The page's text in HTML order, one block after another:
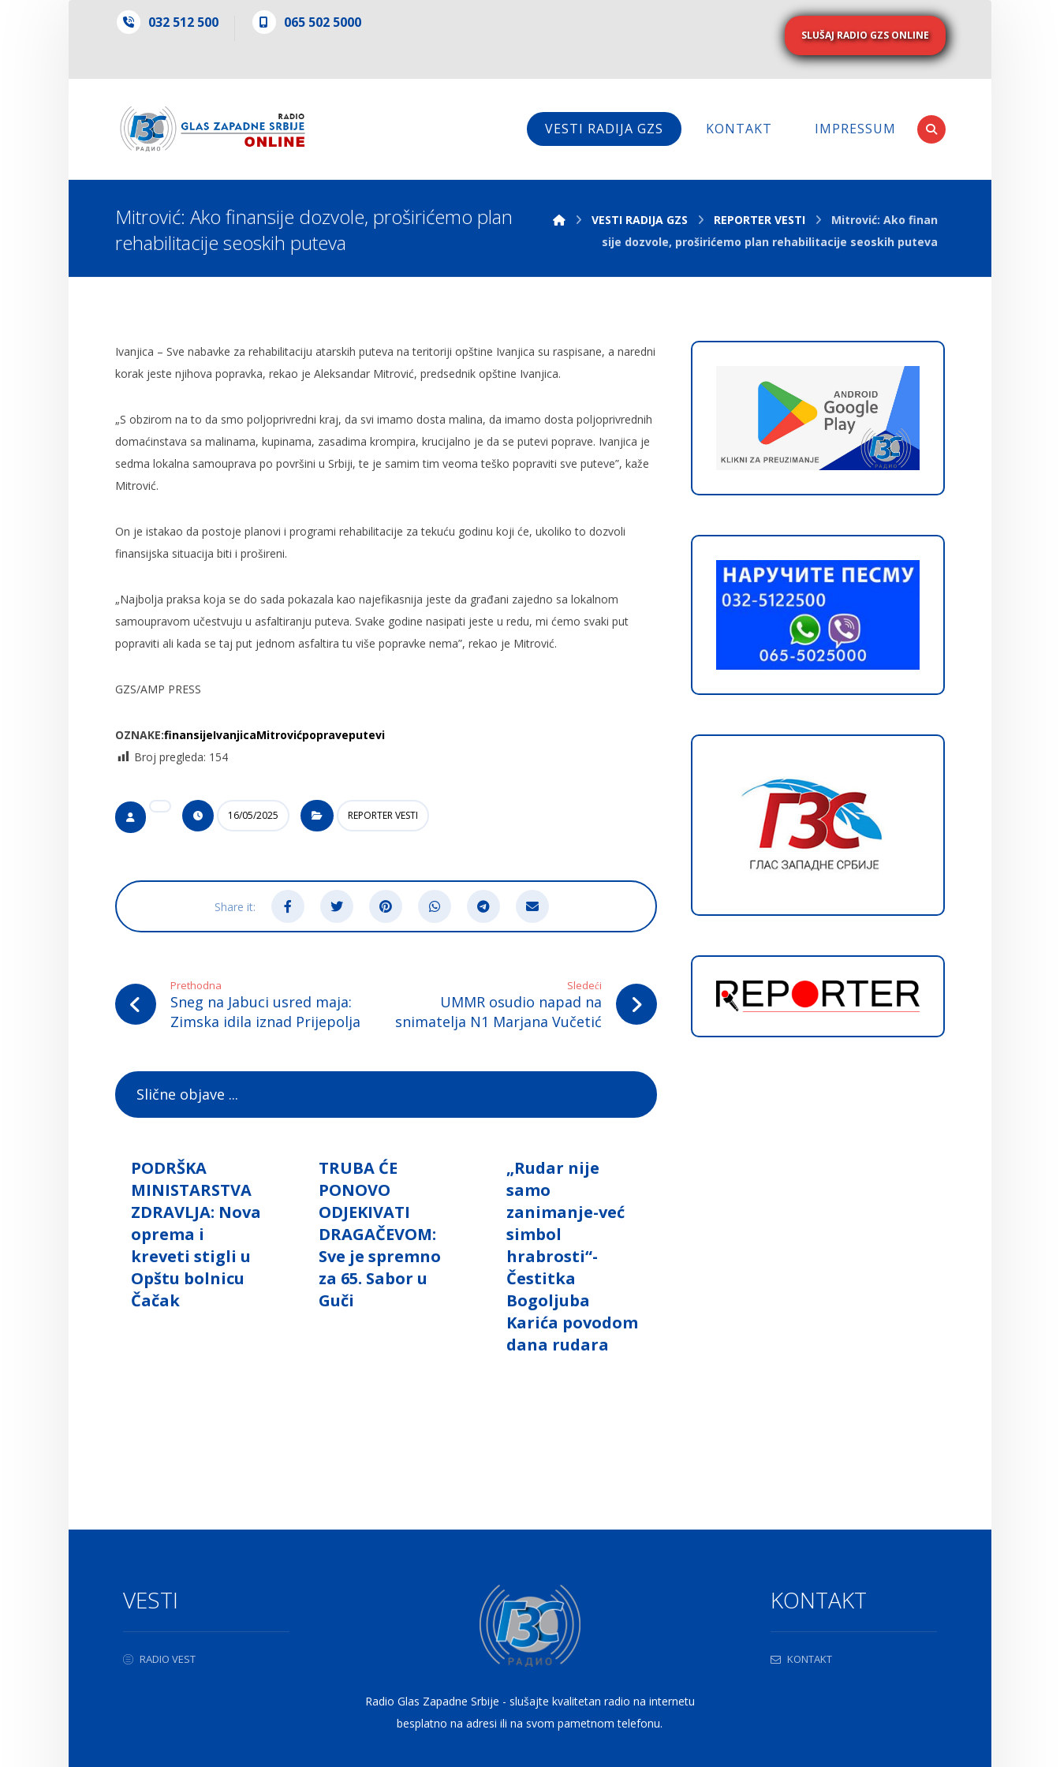
032 512 500 065 502 5000
SLUŠAJ RADIO GZS ONLINE
VESTI RADIJA GZS KONTAKT IMPRESSUM
Mitrović: Ako finansije dozvole, proširićemo plan
rehabilitacije seoskih puteva
VESTI RADIJA GZS REPORTER VESTI
Mitrović: Ako finan
sije dozvole, proširićemo plan rehabilitacije seoskih puteva
Ivanjica – Sve nabavke za rehabilitaciju atarskih puteva na teritoriji opštine Ivanjica su raspisane, a naredni
korak jeste njihova popravka, rekao je Aleksandar Mitrović, predsednik opštine Ivanjica.
„S obzirom na to da smo poljoprivredni kraj, da svi imamo dosta malina, da imamo dosta poljoprivrednih
domaćinstava sa malinama, kupinama, zasadima krompira, krucijalno je da se putevi poprave. Ivanjica je
sedma lokalna samouprava po površini u Srbiji, te je samim tim veoma teško popraviti sve puteve”, kaže
Mitrović.
On je istakao da postoje planovi i programi rehabilitacije za tekuću godinu koji će, ukoliko to dozvoli
finansijska situacija biti i prošireni.
„Najbolja praksa koja se do sada pokazala kao najefikasnija jeste da građani zajedno sa lokalnom
samoupravom učestvuju u asfaltiranju puteva. Svake godine nasipati jeste u redu, mi ćemo svaki put
popraviti ali kada se taj put jednom asfaltira tu više popravke nema”, rekao je Mitrović.
GZS/AMP PRESS
OZNAKE:finansijeIvanjicaMitrovićpopraveputevi
Broj pregleda: 154
16/05/2025 REPORTER VESTI
Prethodna
Sneg na Jabuci usred maja:
Zimska idila iznad Prijepolja
Sledeći
UMMR osudio napad na
snimatelja N1 Marjana Vučetić
Slične objave ...
PODRŠKA
MINISTARSTVA
ZDRAVLJA: Nova
oprema i
kreveti stigli u
Opštu bolnicu
Čačak
TRUBA ĆE
PONOVO
ODJEKIVATI
DRAGAČEVOM:
Sve je spremno
za 65. Sabor u
Guči
„Rudar nije
samo
zanimanje-već
simbol
hrabrosti“-
Čestitka
Bogoljuba
Karića povodom
dana rudara
VESTI
RADIO VEST
Radio Glas Zapadne Srbije - slušajte kvalitetan radio na internetu
besplatno na adresi ili na svom pametnom telefonu.
KONTAKT
KONTAKT